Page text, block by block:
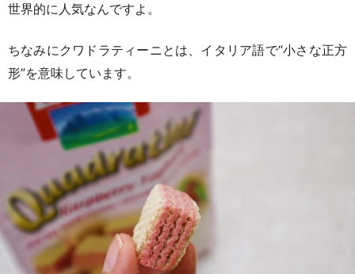
世界的に人気なんですよ。
ちなみにクワドラティーニとは、イタリア語で“小さな正方
形”を意味しています。